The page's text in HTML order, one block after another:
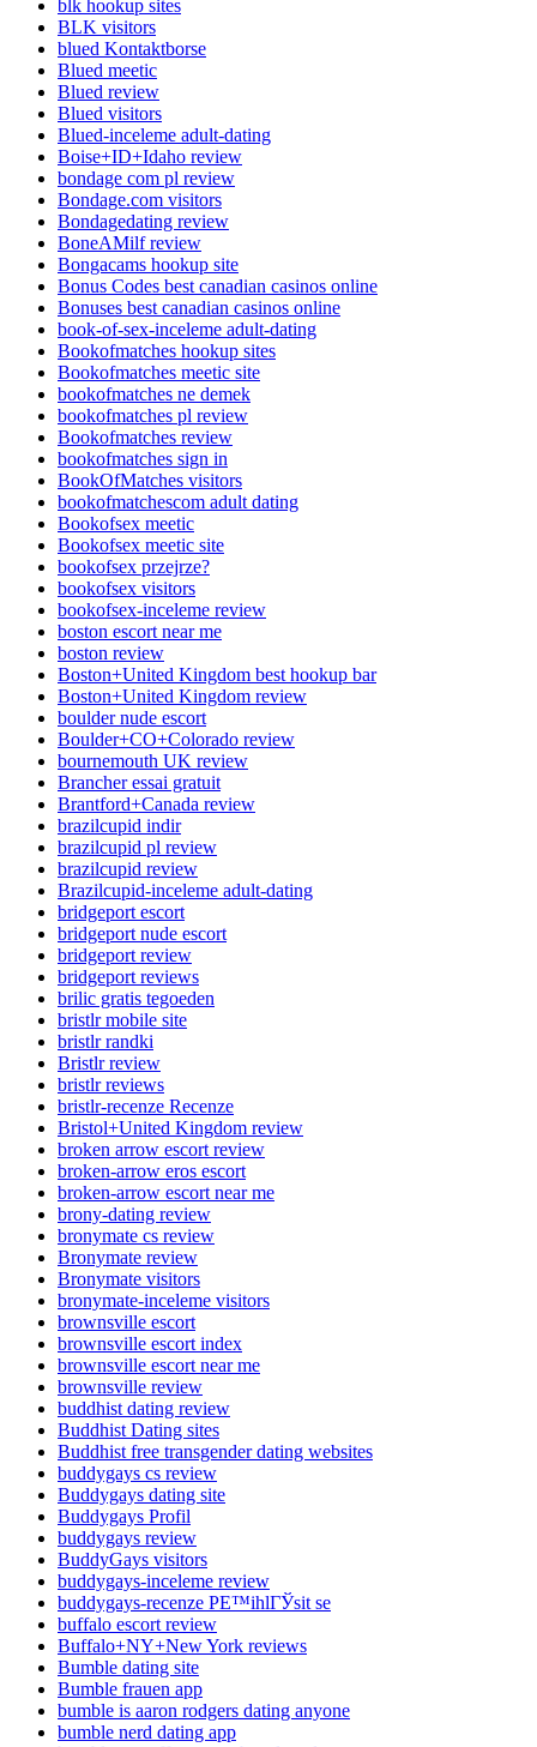
blk hookup sites
BLK visitors
blued Kontaktborse
Blued meetic
Blued review
Blued visitors
Blued-inceleme adult-dating
Boise+ID+Idaho review
bondage com pl review
Bondage.com visitors
Bondagedating review
BoneAMilf review
Bongacams hookup site
Bonus Codes best canadian casinos online
Bonuses best canadian casinos online
book-of-sex-inceleme adult-dating
Bookofmatches hookup sites
Bookofmatches meetic site
bookofmatches ne demek
bookofmatches pl review
Bookofmatches review
bookofmatches sign in
BookOfMatches visitors
bookofmatchescom adult dating
Bookofsex meetic
Bookofsex meetic site
bookofsex przejrze?
bookofsex visitors
bookofsex-inceleme review
boston escort near me
boston review
Boston+United Kingdom best hookup bar
Boston+United Kingdom review
boulder nude escort
Boulder+CO+Colorado review
bournemouth UK review
Brancher essai gratuit
Brantford+Canada review
brazilcupid indir
brazilcupid pl review
brazilcupid review
Brazilcupid-inceleme adult-dating
bridgeport escort
bridgeport nude escort
bridgeport review
bridgeport reviews
brilic gratis tegoeden
bristlr mobile site
bristlr randki
Bristlr review
bristlr reviews
bristlr-recenze Recenze
Bristol+United Kingdom review
broken arrow escort review
broken-arrow eros escort
broken-arrow escort near me
brony-dating review
bronymate cs review
Bronymate review
Bronymate visitors
bronymate-inceleme visitors
brownsville escort
brownsville escort index
brownsville escort near me
brownsville review
buddhist dating review
Buddhist Dating sites
Buddhist free transgender dating websites
buddygays cs review
Buddygays dating site
Buddygays Profil
buddygays review
BuddyGays visitors
buddygays-inceleme review
buddygays-recenze PЕ™ihlГЎsit se
buffalo escort review
Buffalo+NY+New York reviews
Bumble dating site
Bumble frauen app
bumble is aaron rodgers dating anyone
bumble nerd dating app